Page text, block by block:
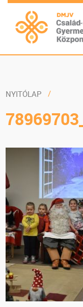
NYITÓLAP